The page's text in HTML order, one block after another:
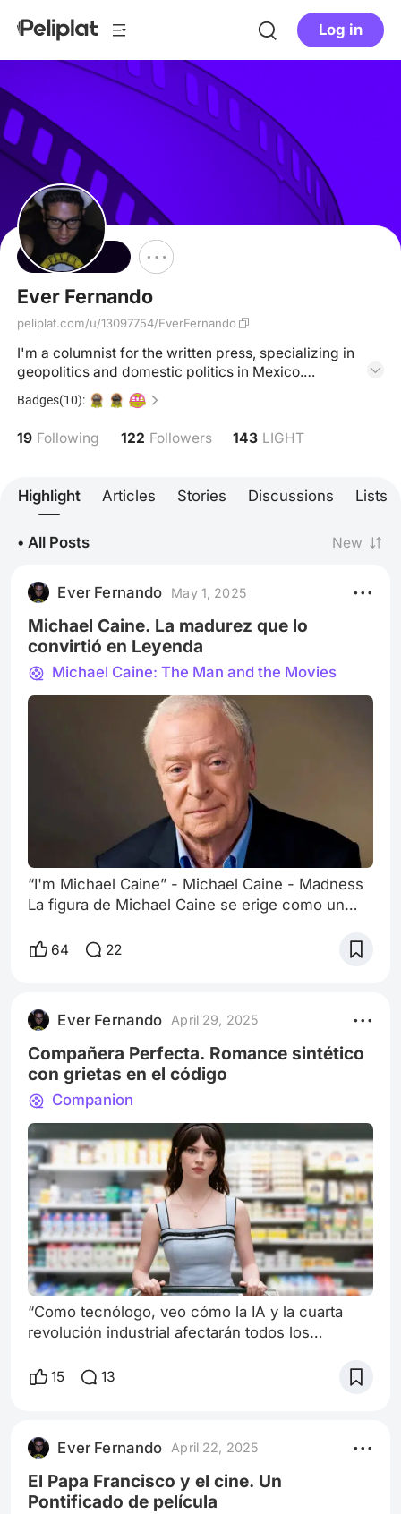
Log in
Follow
Ever Fernando
peliplat.com/u/13097754/EverFernando
I'm a columnist for the written press, specializing in
geopolitics and domestic politics in Mexico.
However, I'm a music lover and I discovered a site
where I can also write about music. And now here I
Badges(10):
19 Following 122 Followers 143 LIGHT
Highlight Articles Stories Discussions Lists
• All Posts New
Ever Fernando May 1, 2025
Michael Caine. La madurez que lo
convirtió en Leyenda
Michael Caine: The Man and the Movies
“I'm Michael Caine” - Michael Caine - Madness
La figura de Michael Caine se erige como un
presencia en pantalla, marcada por una mezcla
décadas. Sin embargo, lo que resulta
particularmente fascinante de su trayectoria no
es solo su prolífica filmografía o su estatus d
64 22
Ever Fernando April 29, 2025
Compañera Perfecta. Romance sintético
con grietas en el código
Companion
“Como tecnólogo, veo cómo la IA y la cuarta
revolución industrial afectarán todos los
profesora de ciencias de la computación en la
https://www.peliplat.com/es/article/10050616/el
-resplandor-en-toy-story-el-terror-escondido-
en-la-casa-de-sid Tras ver Compañera Perfecta
en
15 13
Ever Fernando April 22, 2025
El Papa Francisco y el cine. Un
Pontificado de película